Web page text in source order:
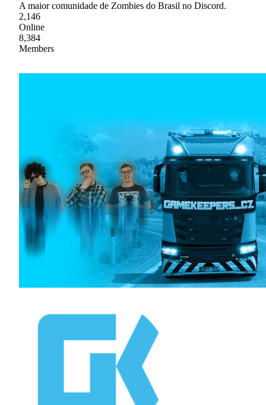
A maior comunidade de Zombies do Brasil no Discord.
2,146
Online
8,384
Members